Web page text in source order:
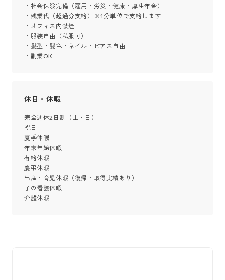
・社会保険完備（雇用・労災・健康・厚生年金）
・残業代（超過分支給）※1分単位で支給します
・オフィス内禁煙
・服装自由（私服可）
・髪型・髪色・ネイル・ピアス自由
・副業OK
休日・休暇
完全週休2日制（土・日）
祝日
夏季休暇
年末年始休暇
有給休暇
慶弔休暇
出産・育児休暇（復帰・取得実績あり）
子の看護休暇
介護休暇